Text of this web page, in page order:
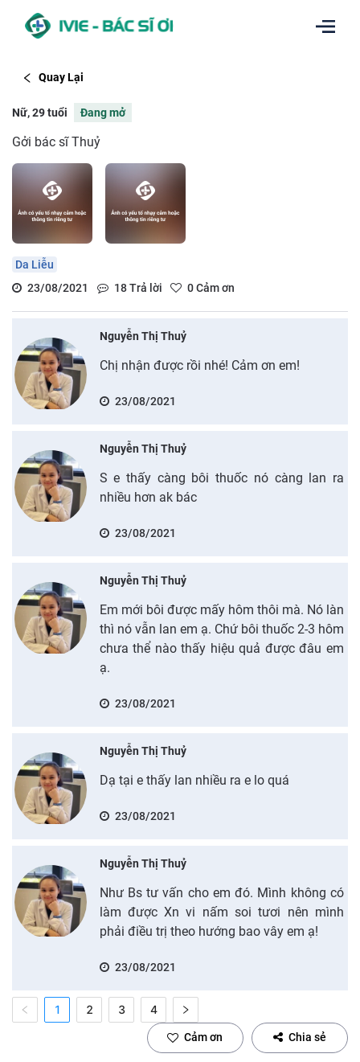
Quay Lại
Nữ, 29 tuổi Đang mở
Gởi bác sĩ Thuỷ
Da Liễu
23/08/2021
18Trả lời 0Cảm ơn
Nguyễn Thị Thuỷ
Chị nhận được rồi nhé! Cảm ơn em!
23/08/2021
Nguyễn Thị Thuỷ
S e thấy càng bôi thuốc nó càng lan ra
nhiều hơn ak bác
23/08/2021
Nguyễn Thị Thuỷ
Em mới bôi được mấy hôm thôi mà. Nó làn
thì nó vẫn lan em ạ. Chứ bôi thuốc 2-3 hôm
chưa thể nào thấy hiệu quả được đâu em
ạ.
23/08/2021
Nguyễn Thị Thuỷ
Dạ tại e thấy lan nhiều ra e lo quá
23/08/2021
Nguyễn Thị Thuỷ
Như Bs tư vấn cho em đó. Mình không có
làm được Xn vi nấm soi tươi nên mình
phải điều trị theo hướng bao vây em ạ!
23/08/2021
1 2 3 4
Cảm ơn Chia sẻ